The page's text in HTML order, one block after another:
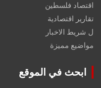
اقتصاد فلسطين
تقارير اقتصادية
ل شريط الاخبار
مواضيع مميزة
ابحث في الموقع